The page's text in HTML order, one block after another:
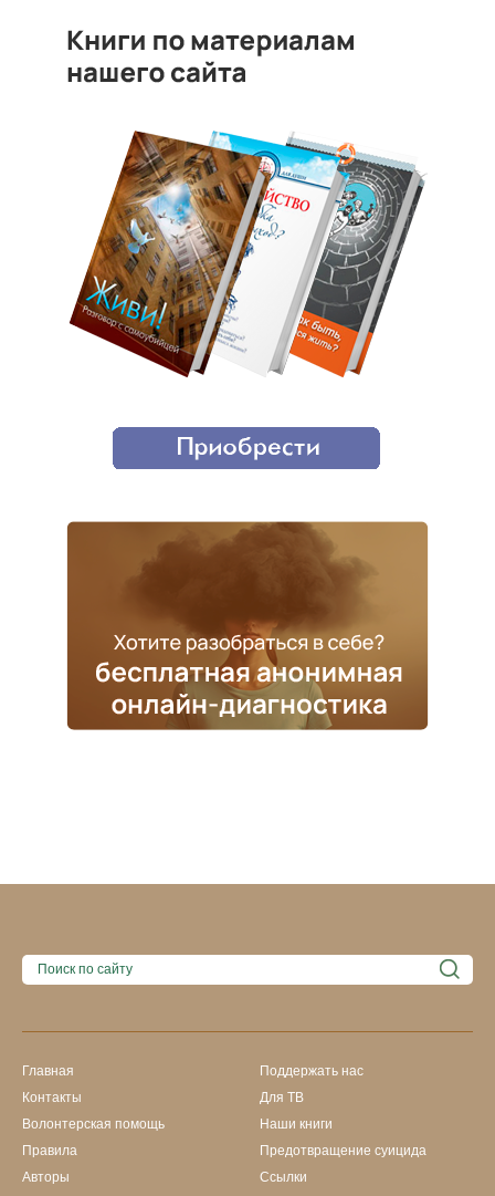
Главная
Контакты
Волонтерская помощь
Правила
Авторы
Поддержать нас
Для ТВ
Наши книги
Предотвращение суицида
Ссылки